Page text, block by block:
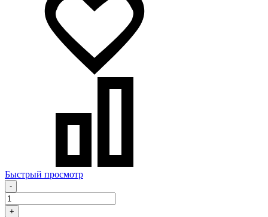
Быстрый просмотр
-
+